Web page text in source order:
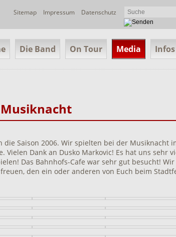
Navigation
Sitemap Impressum Datenschutz
Die Band On Tour Media Infos
die Saison 2006. Wir spielten bei der Musiknacht
Vielen Dank an Dusko Markovic! Es hat uns sehr
Das Bahnhofs-Cafe war sehr gut besucht!
den ein oder anderen von Euch beim